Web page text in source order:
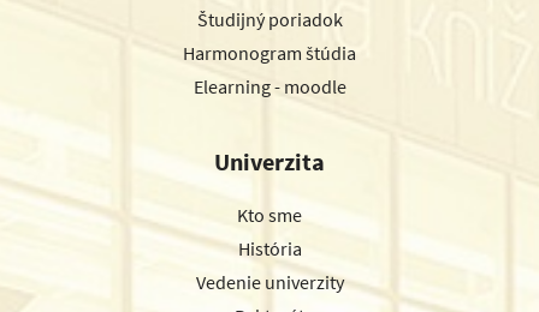
Študijný poriadok
Harmonogram štúdia
Elearning - moodle
Univerzita
Kto sme
História
Vedenie univerzity